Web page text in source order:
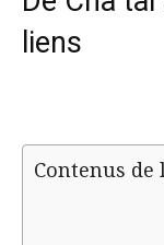
liens
Contenus de